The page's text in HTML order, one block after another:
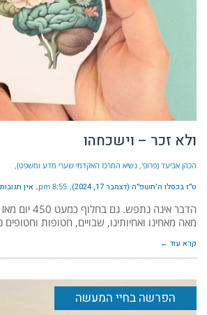
ולא זכר – וישכחהו
הכהן אביעד (פרופ', נשיא המרכז האקדמי שערי מדע ומשפט)
ט״ז בכסלו ה׳תשפ״ה (דצמבר 17, 2024) 8:55 pm אין תגובות
הדבר אינה
מאה מאחינו ואחיותינו, שבויים, חטופות
קרא עוד ←
הפרשה בחיי המעשה